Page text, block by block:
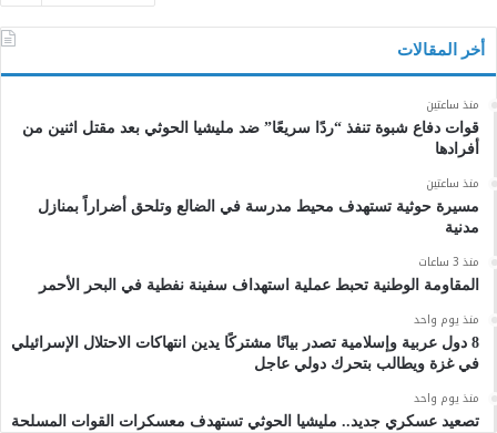
أخر المقالات
منذ ساعتين
قوات دفاع شبوة تنفذ “ردًا سريعًا” ضد مليشيا الحوثي بعد مقتل اثنين من
أفرادها
منذ ساعتين
مسيرة حوثية تستهدف محيط مدرسة في الضالع وتلحق أضراراً بمنازل
مدنية
منذ 3 ساعات
المقاومة الوطنية تحبط عملية استهداف سفينة نفطية في البحر الأحمر
منذ يوم واحد
8 دول عربية وإسلامية تصدر بيانًا مشتركًا يدين انتهاكات الاحتلال الإسرائيلي
في غزة ويطالب بتحرك دولي عاجل
منذ يوم واحد
تصعيد عسكري جديد.. مليشيا الحوثي تستهدف معسكرات القوات المسلحة